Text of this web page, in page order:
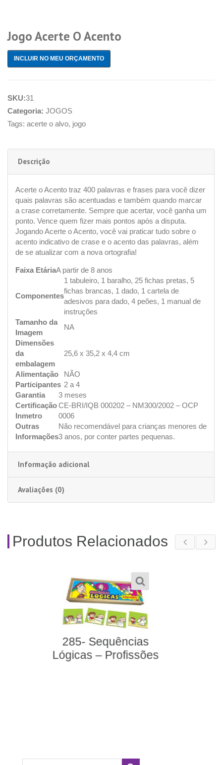
Jogo Acerte O Acento
INCLUIR NO MEU ORÇAMENTO
SKU:31
Categoria: JOGOS
Tags: acerte o alvo, jogo
Descrição
Acerte o Acento traz 400 palavras e frases para você dizer
quais palavras são acentuadas e também quando marcar
a crase corretamente. Sempre que acertar, você ganha um
ponto. Vence quem fizer mais pontos após a disputa.
Jogando Acerte o Acento, você vai praticar tudo sobre o
acento indicativo de crase e o acento das palavras, além
de se atualizar com a nova ortografia!
Faixa EtáriaA partir de 8 anos
Componentes
1 tabuleiro, 1 baralho, 25 fichas pretas, 5
fichas brancas, 1 dado, 1 cartela de
adesivos para dado, 4 peões, 1 manual de
instruções
Tamanho da
Imagem
NA
Dimensões
da
embalagem
25,6 x 35,2 x 4,4 cm
Alimentação
NÃO
Participantes 2 a 4
Garantia
3 meses
Certificação
Inmetro
CE-BRI/IQB 000202 – NM300/2002 – OCP
0006
Outras
Informações
Não recomendável para crianças menores de
3 anos, por conter partes pequenas.
Informação adicional
Avaliações (0)
Produtos Relacionados
Palavras Cruzadas